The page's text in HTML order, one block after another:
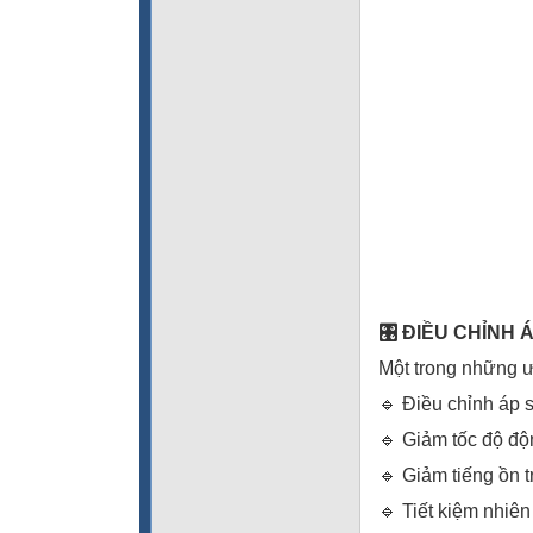
🎛️ ĐIỀU CHỈNH
Một trong những
🔹 Điều chỉnh áp
🔹 Giảm tốc độ
🔹 Giảm tiếng ồn
🔹 Tiết kiệm